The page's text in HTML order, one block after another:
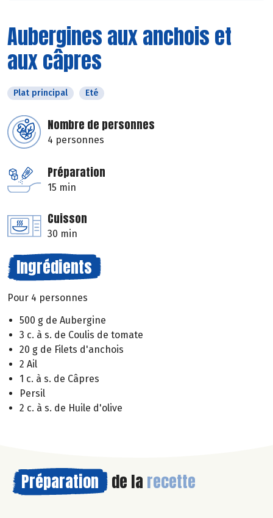
Aubergines aux anchois et
aux câpres
Plat principal Eté
Nombre de personnes
4 personnes
Préparation
15 min
Cuisson
30 min
Ingrédients
Pour 4 personnes
500 g de Aubergine
3 c. à s. de Coulis de tomate
20 g de Filets d'anchois
2 Ail
1 c. à s. de Câpres
Persil
2 c. à s. de Huile d'olive
Préparation de la recette